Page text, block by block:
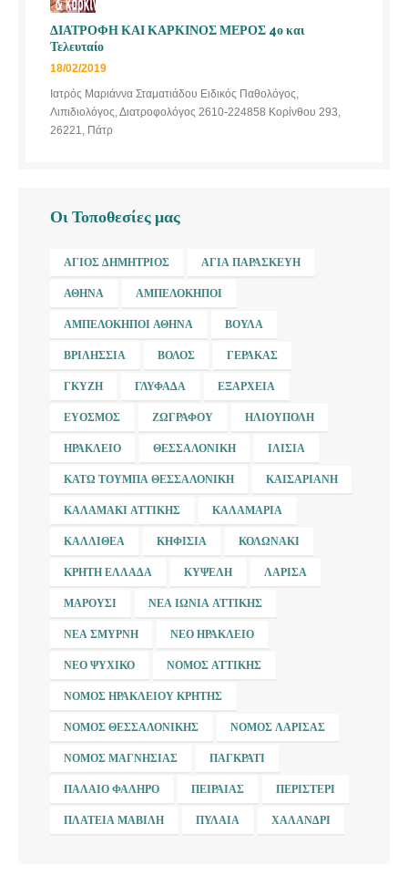
ΔΙΑΤΡΟΦΗ ΚΑΙ ΚΑΡΚΙΝΟΣ ΜΕΡΟΣ 4ο και
Τελευταίο
18/02/2019
Ιατρός Μαριάννα Σταματιάδου Ειδικός Παθολόγος,
Λιπιδιολόγος, Διατροφολόγος 2610-224858 Κορίνθου 293,
26221, Πάτρ
Οι Τοποθεσίες μας
ΆΓΙΟΣ ΔΗΜΉΤΡΙΟΣ ΑΓΊΑ ΠΑΡΑΣΚΕΥΉ
ΑΘΉΝΑ ΑΜΠΕΛΌΚΗΠΟΙ
ΑΜΠΕΛΌΚΗΠΟΙ ΑΘΉΝΑ ΒΟΎΛΑ
ΒΡΙΛΉΣΣΙΑ ΒΌΛΟΣ ΓΈΡΑΚΑΣ
ΓΚΎΖΗ ΓΛΥΦΆΔΑ ΕΞΆΡΧΕΙΑ
ΕΎΟΣΜΟΣ ΖΩΓΡΆΦΟΥ ΗΛΙΟΎΠΟΛΗ
ΗΡΆΚΛΕΙΟ ΘΕΣΣΑΛΟΝΊΚΗ ΙΛΊΣΙΑ
ΚΆΤΩ ΤΟΎΜΠΑ ΘΕΣΣΑΛΟΝΊΚΗ ΚΑΙΣΑΡΙΑΝΉ
ΚΑΛΑΜΆΚΙ ΑΤΤΙΚΉΣ ΚΑΛΑΜΑΡΙΆ
ΚΑΛΛΙΘΈΑ ΚΗΦΙΣΙΆ ΚΟΛΩΝΆΚΙ
ΚΡΉΤΗ ΕΛΛΆΔΑ ΚΥΨΈΛΗ ΛΆΡΙΣΑ
ΜΑΡΟΎΣΙ ΝΈΑ ΙΩΝΊΑ ΑΤΤΙΚΉΣ
ΝΈΑ ΣΜΎΡΝΗ ΝΈΟ ΗΡΆΚΛΕΙΟ
ΝΈΟ ΨΥΧΙΚΌ ΝΟΜΌΣ ΑΤΤΙΚΉΣ
ΝΟΜΌΣ ΗΡΑΚΛΕΊΟΥ ΚΡΉΤΗΣ
ΝΟΜΌΣ ΘΕΣΣΑΛΟΝΊΚΗΣ ΝΟΜΌΣ ΛΆΡΙΣΑΣ
ΝΟΜΌΣ ΜΑΓΝΗΣΊΑΣ ΠΑΓΚΡΆΤΙ
ΠΑΛΑΙΌ ΦΆΛΗΡΟ ΠΕΙΡΑΙΆΣ ΠΕΡΙΣΤΈΡΙ
ΠΛΑΤΕΊΑ ΜΑΒΊΛΗ ΠΥΛΑΊΑ ΧΑΛΆΝΔΡΙ